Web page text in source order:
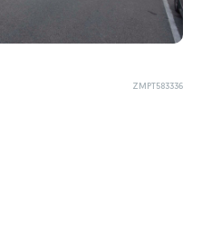
ZMPT583336